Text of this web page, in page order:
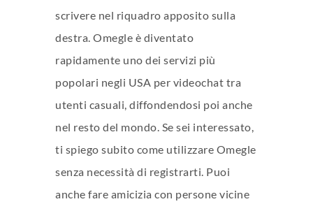
scrivere nel riquadro apposito sulla
destra. Omegle è diventato
rapidamente uno dei servizi più
popolari negli USA per videochat tra
utenti casuali, diffondendosi poi anche
nel resto del mondo. Se sei interessato,
ti spiego subito come utilizzare Omegle
senza necessità di registrarti. Puoi
anche fare amicizia con persone vicine